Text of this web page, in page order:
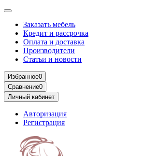
Заказать мебель
Кредит и рассрочка
Оплата и доставка
Производители
Статьи и новости
Избранное0
Сравнение0
Личный кабинет
Авторизация
Регистрация